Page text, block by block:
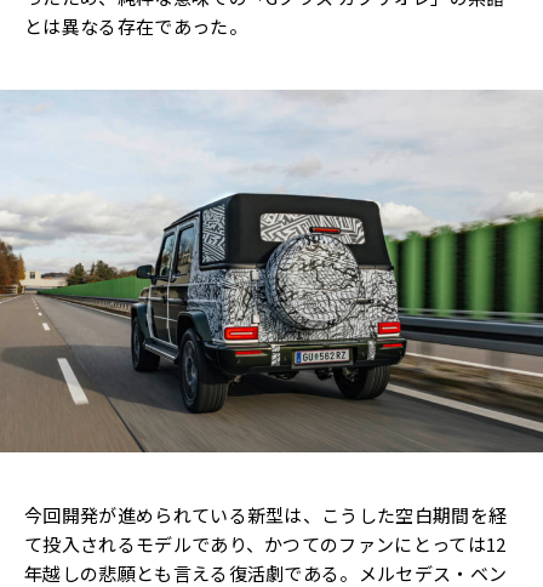
とは異なる存在であった。
今回開発が進められている新型は、こうした空白期間を経
て投入されるモデルであり、かつてのファンにとっては12
年越しの悲願とも言える復活劇である。メルセデス・ベン